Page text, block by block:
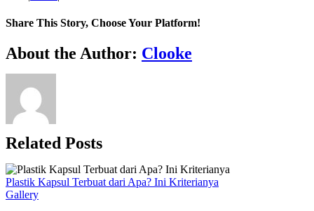
Properti
Digital:
Share This Story, Choose Your Platform!
Facebook
Twitter
Reddit
LinkedIn
WhatsApp
Tumblr
Pinterest
Vk
Xing
Email
About the Author: Clooke
Related Posts
Plastik Kapsul Terbuat dari Apa? Ini Kriterianya
Gallery